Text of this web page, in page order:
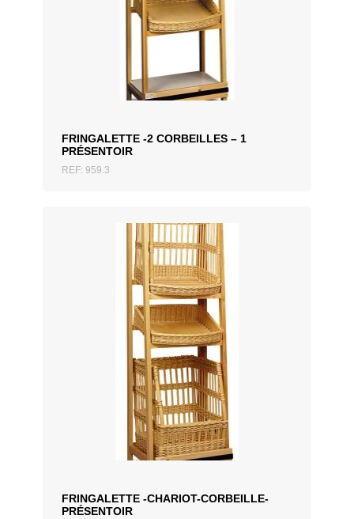
FRINGALETTE -2 CORBEILLES – 1
PRÉSENTOIR
REF: 959.3
AJOUTER AU DEVIS
FRINGALETTE -CHARIOT-CORBEILLE-
PRÉSENTOIR
AJOUTER AU DEVIS